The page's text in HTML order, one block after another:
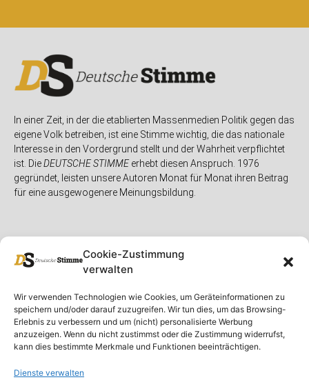
Cookie-Zustimmung
verwalten
Wir verwenden Technologien wie Cookies, um Geräteinformationen zu
speichern und/oder darauf zuzugreifen. Wir tun dies, um das Browsing-
Erlebnis zu verbessern und um (nicht) personalisierte Werbung
anzuzeigen. Wenn du nicht zustimmst oder die Zustimmung widerrufst,
kann dies bestimmte Merkmale und Funktionen beeinträchtigen.
Dienste verwalten
In einer Zeit, in der die etablierten Massenmedien Politik gegen das
eigene Volk betreiben, ist eine Stimme wichtig, die das nationale
Interesse in den Vordergrund stellt und der Wahrheit verpflichtet
ist. DieDEUTSCHE STIMMEerhebt diesen Anspruch. 1976
gegründet, leisten unsere Autoren Monat für Monat ihren Beitrag
für eine ausgewogenere Meinungsbildung.
Unser Magazin
Spenden
Ausgaben
Abonnieren
Rubriken
Deutschland
Ausland
Rechtliches
Rechtliche Hinweise
Impressum
Datenschutzerklärung